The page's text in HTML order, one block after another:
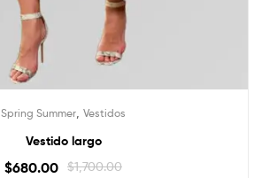
Spring Summer Vestidos
Vestido largo
$1,700.00
$680.00